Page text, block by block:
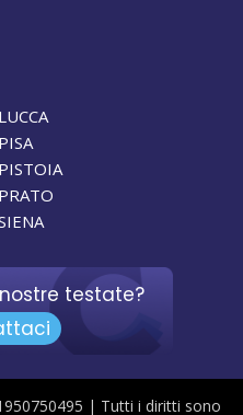
LUCCA
PISA
PISTOIA
PRATO
testate?
| Tutti i diritti sono